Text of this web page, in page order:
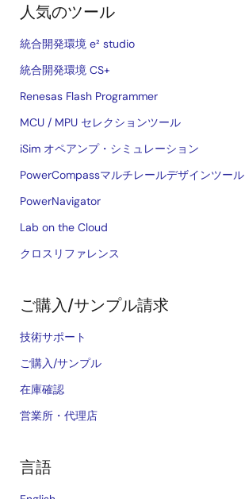
人気のツール
統合開発環境 e² studio
統合開発環境 CS+
Renesas Flash Programmer
MCU / MPU セレクションツール
iSim オペアンプ・シミュレーション
PowerCompassマルチレールデザインツール
PowerNavigator
Lab on the Cloud
クロスリファレンス
ご購入/サンプル請求
技術サポート
ご購入/サンプル
在庫確認
営業所・代理店
言語